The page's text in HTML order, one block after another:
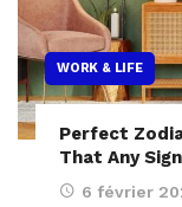
WORK & LIFE
Perfect
That Any
6 février